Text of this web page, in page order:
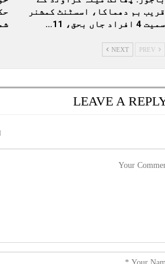
قریب بم دھماکا، اسسٹنٹ کمشنر
سمیت 4 افراد جاں بحق، 11…
NEXT
LEAVE A